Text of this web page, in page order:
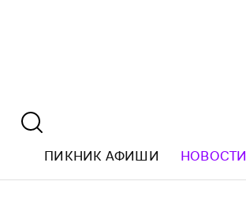
ПИКНИК АФИШИ НОВОСТИ